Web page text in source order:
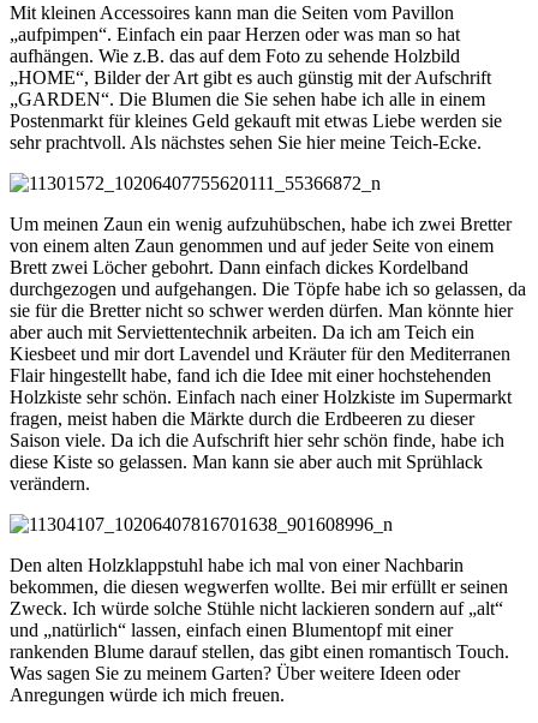
Mit kleinen Accessoires kann man die Seiten vom Pavillon
„aufpimpen“. Einfach ein paar Herzen oder was man so hat
aufhängen. Wie z.B. das auf dem Foto zu sehende Holzbild
„HOME“, Bilder der Art gibt es auch günstig mit der Aufschrift
„GARDEN“. Die Blumen die Sie sehen habe ich alle in einem
Postenmarkt für kleines Geld gekauft mit etwas Liebe werden sie
sehr prachtvoll. Als nächstes sehen Sie hier meine Teich-Ecke.
Um meinen Zaun ein wenig aufzuhübschen, habe ich zwei Bretter
von einem alten Zaun genommen und auf jeder Seite von einem
Brett zwei Löcher gebohrt. Dann einfach dickes Kordelband
durchgezogen und aufgehangen. Die Töpfe habe ich so gelassen, da
sie für die Bretter nicht so schwer werden dürfen. Man könnte hier
aber auch mit Serviettentechnik arbeiten. Da ich am Teich ein
Kiesbeet und mir dort Lavendel und Kräuter für den Mediterranen
Flair hingestellt habe, fand ich die Idee mit einer hochstehenden
Holzkiste sehr schön. Einfach nach einer Holzkiste im Supermarkt
fragen, meist haben die Märkte durch die Erdbeeren zu dieser
Saison viele. Da ich die Aufschrift hier sehr schön finde, habe ich
diese Kiste so gelassen. Man kann sie aber auch mit Sprühlack
verändern.
Den alten Holzklappstuhl habe ich mal von einer Nachbarin
bekommen, die diesen wegwerfen wollte. Bei mir erfüllt er seinen
Zweck. Ich würde solche Stühle nicht lackieren sondern auf „alt“
und „natürlich“ lassen, einfach einen Blumentopf mit einer
rankenden Blume darauf stellen, das gibt einen romantisch Touch.
Was sagen Sie zu meinem Garten? Über weitere Ideen oder
Anregungen würde ich mich freuen.